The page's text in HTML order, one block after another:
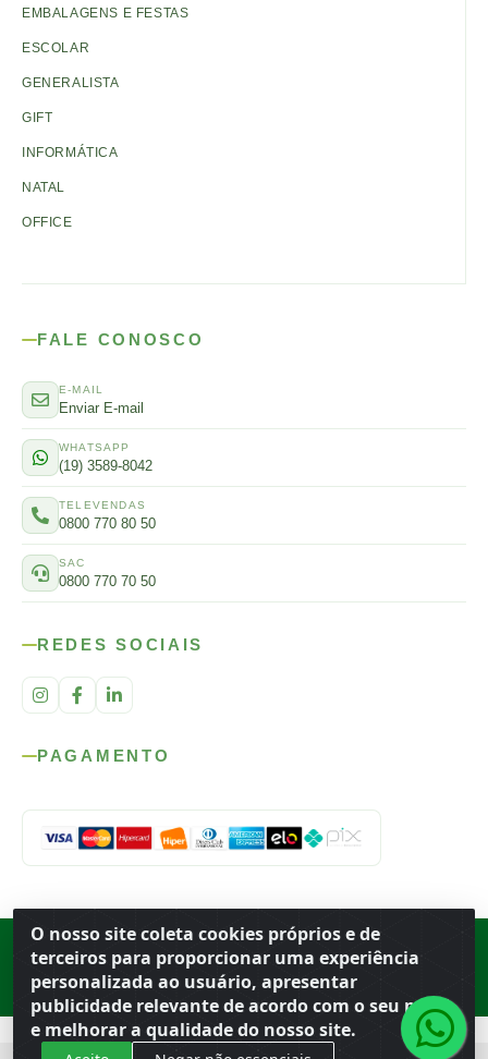
O nosso site coleta cookies próprios e de
terceiros para proporcionar uma experiência
personalizada ao usuário, apresentar
publicidade relevante de acordo com o seu perfil
e melhorar a qualidade do nosso site.
EMBALAGENS E FESTAS
ESCOLAR
GENERALISTA
GIFT
INFORMÁTICA
NATAL
OFFICE
FALE CONOSCO
E-MAIL
Enviar E-mail
WHATSAPP
(19) 3589-8042
TELEVENDAS
0800 770 80 50
SAC
0800 770 70 50
REDES SOCIAIS
PAGAMENTO
Porto Ferreira ·BR
· CNPJ 56.679.863/0001-91
© 2026 Atacado Ideal